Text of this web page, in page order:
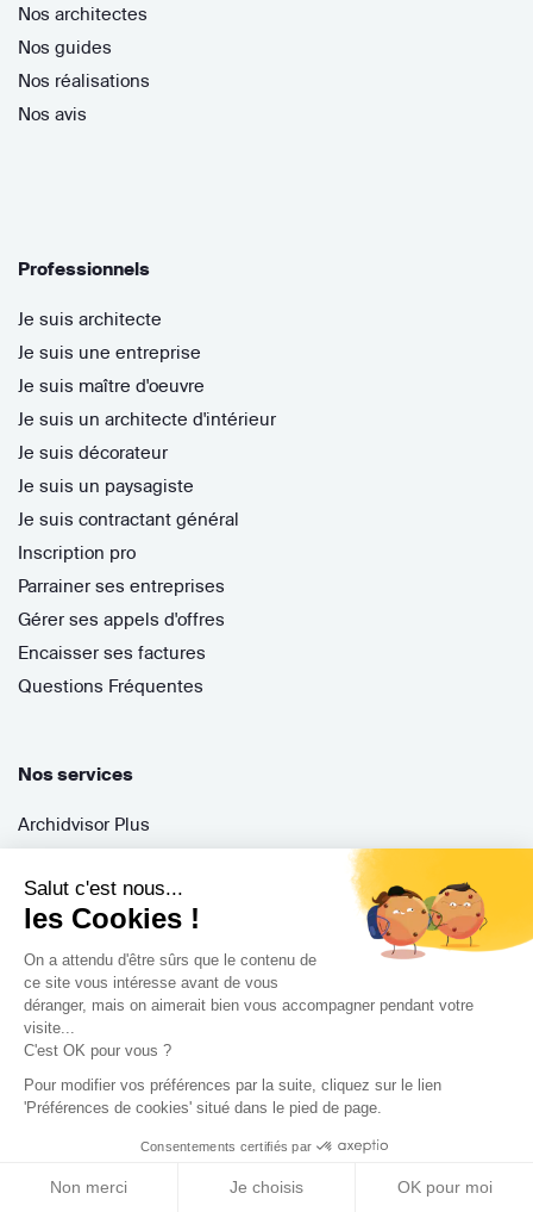
Salut c'est nous...
les Cookies !
On a attendu d'être sûrs que le contenu de
ce site vous intéresse avant de vous
déranger, mais on aimerait bien vous accompagner pendant votre
visite...
C'est OK pour vous ?
Pour modifier vos préférences par la suite, cliquez sur le lien
'Préférences de cookies' situé dans le pied de page.
Consentements certifiés par
Non merci Je choisis OK pour moi
Nos architectes
Nos guides
Nos réalisations
Nos avis
Professionnels
Je suis architecte
Je suis une entreprise
Je suis maître d'oeuvre
Je suis un architecte d'intérieur
Je suis décorateur
Je suis un paysagiste
Je suis contractant général
Inscription pro
Parrainer ses entreprises
Gérer ses appels d'offres
Encaisser ses factures
Questions Fréquentes
Nos services
Archidvisor Plus
Trouver un architecte selon votre type de travaux
Trouver un architecte dans votre ville
Trouver de l'inspiration
Rejoignez-nous !